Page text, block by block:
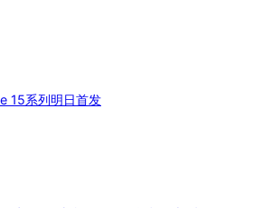
15系列明日首发